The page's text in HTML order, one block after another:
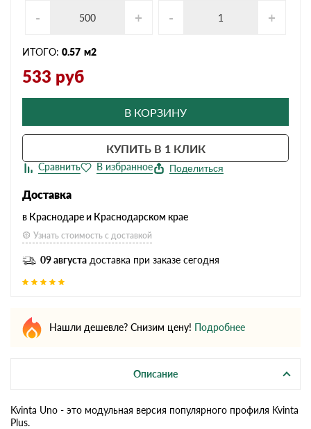
- + - +
ИТОГО: 0.57 м2
533 руб
В КОРЗИНУ
КУПИТЬ В 1 КЛИК
Поделиться
Доставка
в Краснодаре и Краснодарском крае
Узнать стоимость с доставкой
09 августа доставка при заказе сегодня
Нашли дешевле? Снизим цену! Подробнее
Описание
Kvinta Uno - это модульная версия популярного профиля Kvinta
Plus.